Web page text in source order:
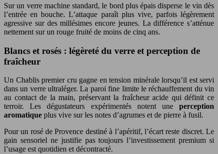
Sur un verre machine standard, le bord plus épais disperse le vin dès
l’entrée en bouche. L’attaque paraît plus vive, parfois légèrement
agressive sur des millésimes encore jeunes. La différence s’atténue
nettement sur un rouge fruité de moins de cinq ans.
Blancs et rosés : légèreté du verre et perception de
fraîcheur
Un Chablis premier cru gagne en tension minérale lorsqu’il est servi
dans un verre ultraléger. La paroi fine limite le réchauffement du vin
au contact de la main, préservant la fraîcheur acide qui définit ce
terroir. Les dégustateurs expérimentés notent une perception
aromatique plus vive sur les notes d’agrumes et de pierre à fusil.
Pour un rosé de Provence destiné à l’apéritif, l’écart reste discret. Le
gain sensoriel ne justifie pas toujours l’investissement premium si
l’usage est quotidien et décontracté.